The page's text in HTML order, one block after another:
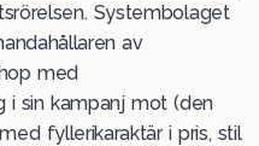
Systembolaget
av
med
i sin kampanj mot (den
fyllerikaraktär i pris, stil